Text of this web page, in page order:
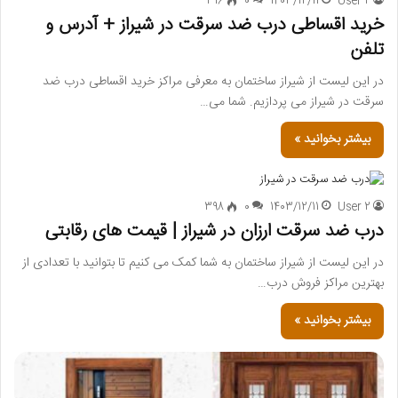
خرید اقساطی درب ضد سرقت در شیراز + آدرس و
تلفن
در این لیست از شیراز ساختمان به معرفی مراکز خرید اقساطی درب ضد
سرقت در شیراز می پردازیم. شما می…
بیشتر بخوانید »
User 2
1403/12/11
0
398
درب ضد سرقت ارزان در شیراز | قیمت های رقابتی
در این لیست از شیراز ساختمان به شما کمک می کنیم تا بتوانید با تعدادی از
بهترین مراکز فروش درب…
بیشتر بخوانید »